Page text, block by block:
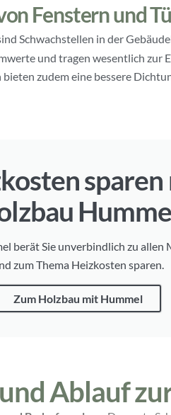
Fenstern und
Schwachstellen in der
und tragen wesentlich zur
zudem eine bessere
berät Sie unverbindlich zu allen
zum Thema Heizkosten sparen.
Zum Holzbau mit Hummel
Ablauf